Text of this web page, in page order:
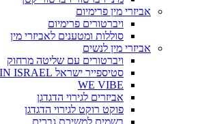
אביזרי מין פרימיום
ויברטורים פרימיום
סוללות ומטענים לאביזרי מין
אביזרי מין לנשים
ויברטורים עם שליטה מרחוק
סטיספייר ישראל SATISFYER IN ISRAEL
WE VIBE
אביזרים לגירוי הדגדגן
פוקט רוקט לגירוי הדגדגן